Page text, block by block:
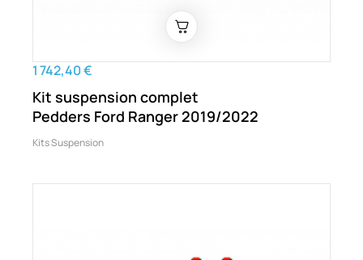
1 742,40 €
Kit suspension complet
Pedders Ford Ranger 2019/2022
Kits Suspension